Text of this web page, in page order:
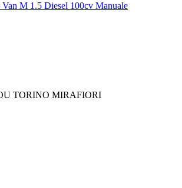
M 1.5 Diesel 100cv Manuale
TORINO MIRAFIORI